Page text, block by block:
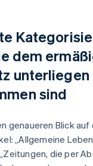
dem
unterliegen
sind
genaueren Blick
„Allgemeine
die per